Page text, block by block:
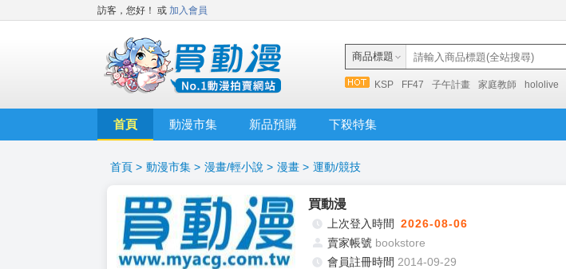
訪客，您好！ 或 加入會員
商品標題
KSP FF47 子午計畫 家庭教師 hololive
首頁 動漫市集 新品預購 下殺特集
首頁 > 動漫市集 > 漫畫/輕小說 > 漫畫 > 運動/競技
買動漫
上次登入時間 2026-08-06
賣家帳號 bookstore
會員註冊時間 2014-09-29